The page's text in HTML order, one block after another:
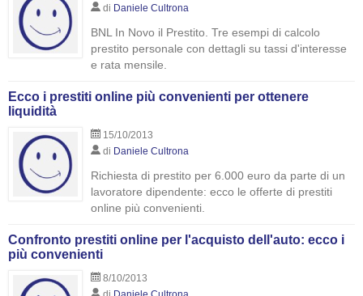
di Daniele Cultrona
BNL In Novo il Prestito. Tre esempi di calcolo
prestito personale con dettagli su tassi d'interesse
e rata mensile.
Ecco i prestiti online più convenienti per ottenere
liquidità
15/10/2013
di Daniele Cultrona
Richiesta di prestito per 6.000 euro da parte di un
lavoratore dipendente: ecco le offerte di prestiti
online più convenienti.
Confronto prestiti online per l'acquisto dell'auto: ecco i
più convenienti
8/10/2013